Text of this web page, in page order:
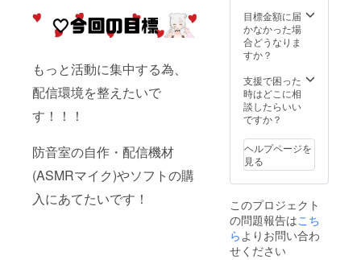
もっと活動に集中する為、
配信環境を整えたいで
す！！！
防音室の自作・配信機材
(ASMRマイク)やソフトの購
入にあてたいです！
て日程調整のご
連絡) ※ご支援の
際に、ご希望の
リクエストする
ションボイスの
シナリオ等を備
考欄にご記入く
ださい ※リクエ
序良俗に反する
内容、法令に違
反する内容など
はお受けできま
せん
目標金額に届
かなかった場
合どうなりま
すか？
支援で困った
時はどこに相
談したらいい
ですか？
ヘルプページを
見る
このプロジェクト
の問題報告はこち
らよりお問い合わ
せください